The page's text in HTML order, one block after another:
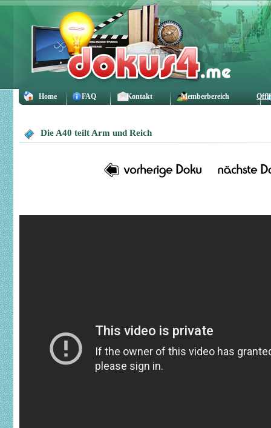
Home FAQ Kontakt Memberbereich
Die A40 teilt Arm und Reich